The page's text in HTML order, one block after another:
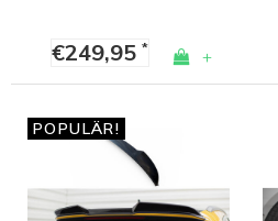
€249,95* +
POPULÄR!